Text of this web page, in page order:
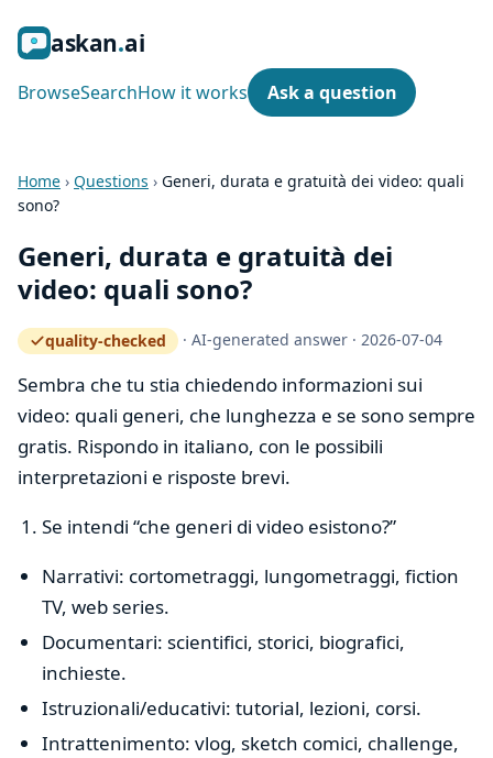
askan ai
BrowseSearchHow it works Ask a question
Home › Questions › Generi, durata e gratuità dei video: quali
sono?
Generi, durata e gratuità dei
video: quali sono?
quality-checked
— how the quality gate works
·AI-generated answer ·2026-07-04
Sembra che tu stia chiedendo informazioni sui
video: quali generi, che lunghezza e se sono sempre
gratis. Rispondo in italiano, con le possibili
interpretazioni e risposte brevi.
Se intendi “che generi di video esistono?”
Narrativi: cortometraggi, lungometraggi, fiction
TV, web series.
Documentari: scientifici, storici, biografici,
inchieste.
Istruzionali/educativi: tutorial, lezioni, corsi.
Intrattenimento: vlog, sketch comici, challenge,